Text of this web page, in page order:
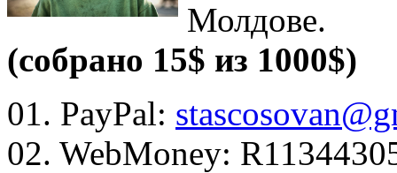
Молдове.
(собрано 15$ из 1000$)
01. PayPal:
02. WebMoney: